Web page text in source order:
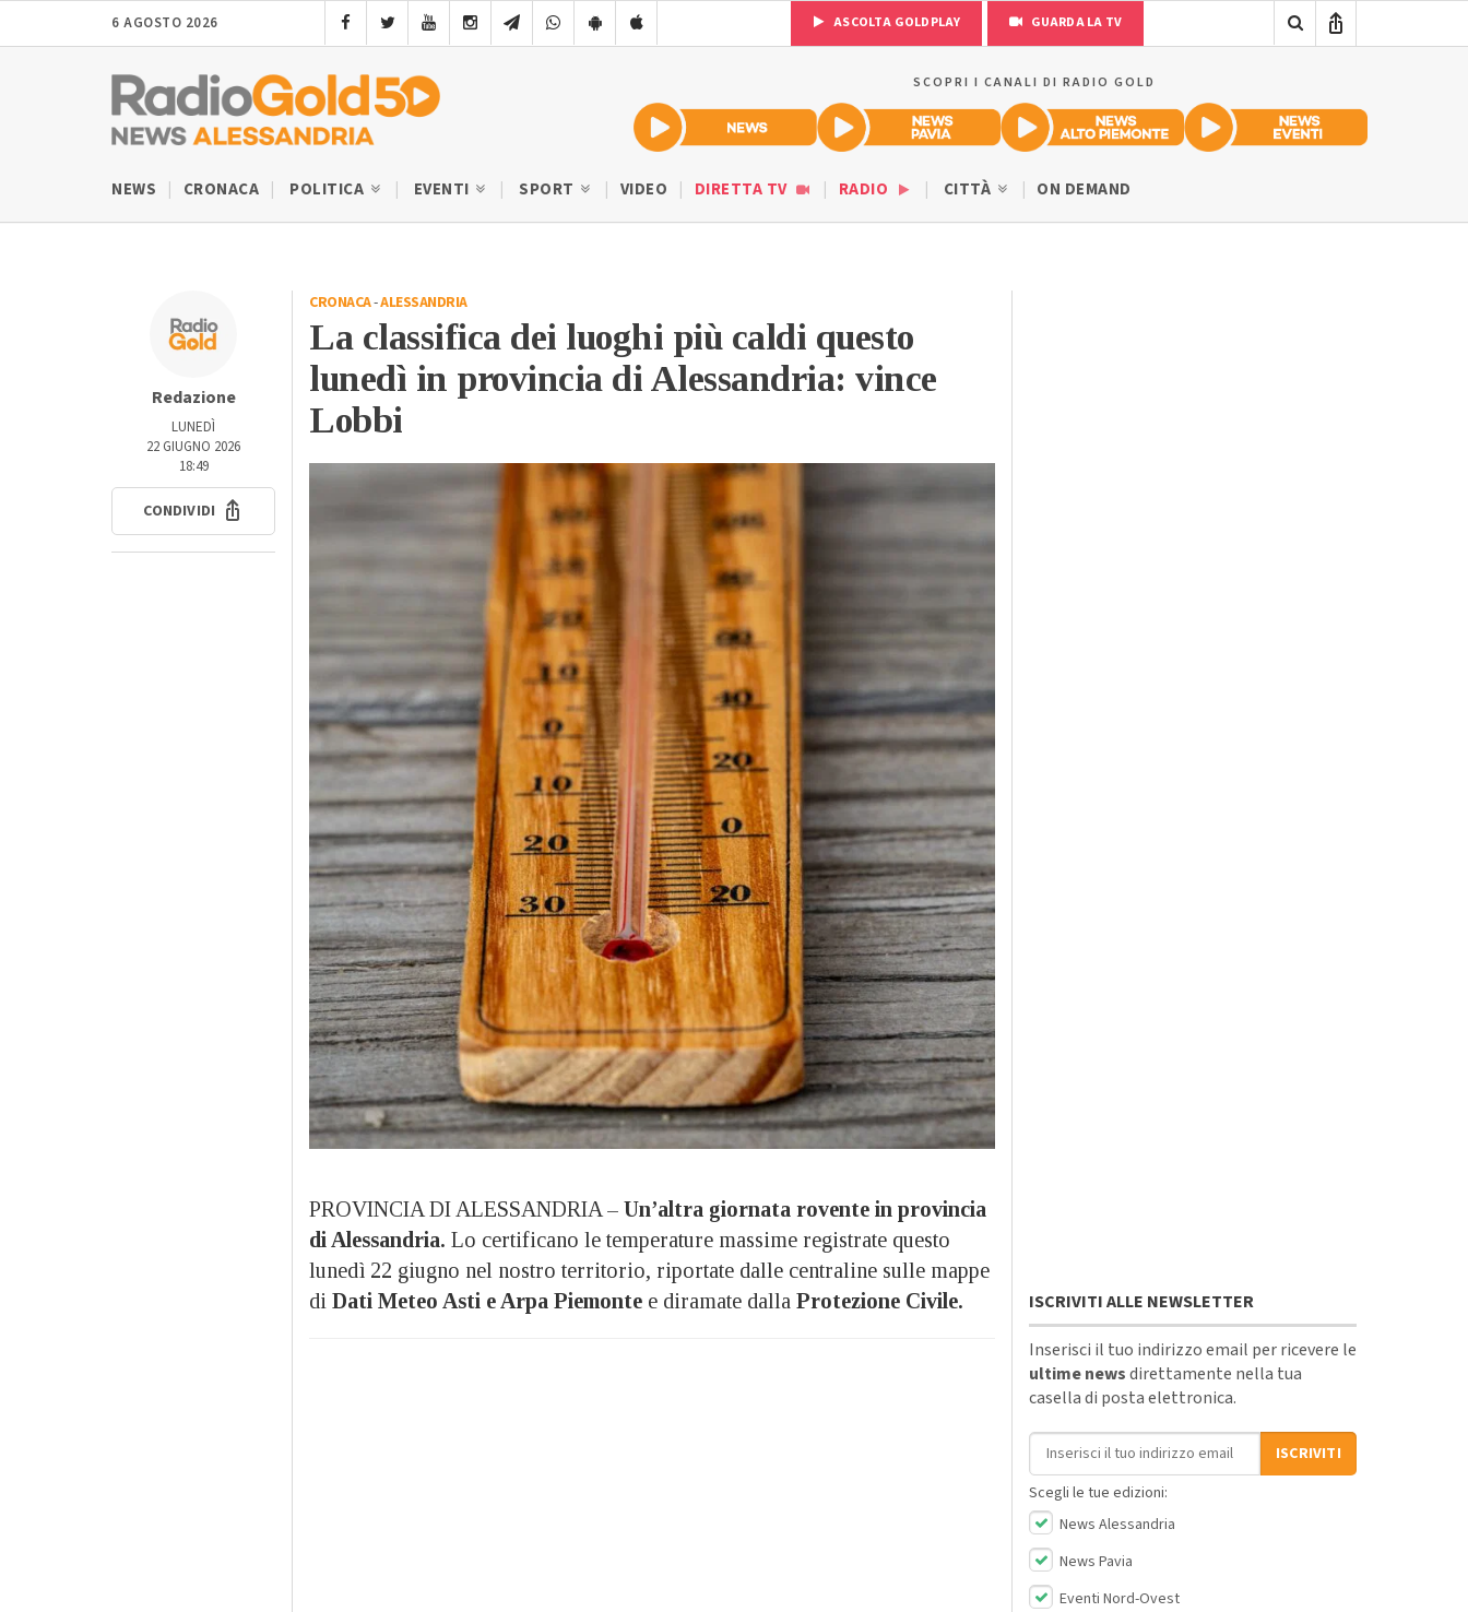
6 AGOSTO 2026 ASCOLTA GOLDPLAY GUARDA LA TV
SCOPRI I CANALI DI RADIO GOLD
NEWS CRONACA POLITICA EVENTI SPORT VIDEO DIRETTA TV RADIO CITTÀ ON DEMAND
Redazione
LUNEDÌ
22 GIUGNO 2026
18:49
CONDIVIDI
CRONACA-ALESSANDRIA
La classifica dei luoghi più caldi questo
lunedì in provincia di Alessandria: vince
Lobbi
PROVINCIA DI ALESSANDRIA – Un’altra giornata rovente in provincia
di Alessandria. Lo certificano le temperature massime registrate questo
lunedì 22 giugno nel nostro territorio, riportate dalle centraline sulle mappe
di Dati Meteo Asti e Arpa Piemonte e diramate dalla Protezione Civile.
ISCRIVITI ALLE NEWSLETTER
Inserisci il tuo indirizzo email per ricevere le
ultime newsdirettamente nella tua
casella di posta elettronica.
Indirizzo email
ISCRIVITI
Scegli le tue edizioni:
News Alessandria
News Pavia
Eventi Nord-Ovest